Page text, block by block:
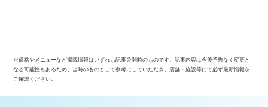
※価格やメニューなど掲載情報はいずれも記事公開時のものです。記事内容は今後予告なく変更と
なる可能性もあるため、当時のものとして参考にしていただき、店舗・施設等にて必ず最新情報を
ご確認ください。